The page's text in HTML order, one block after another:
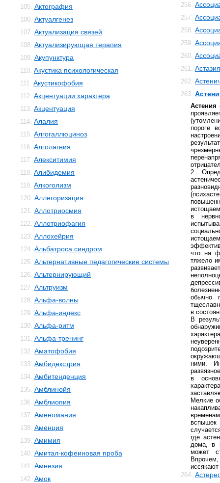
105. Актография
106. Актуалгенез
107. Актуализация связей
108. Актуализирующая терапия
109. Акупунктура
110. Акустика психологическая
111. Акустикофобия
112. Акцентуации характера
113. Акцентуация
114. Алалия
115. Алгогаллюциноз
116. Алголагния
117. Алекситимия
118. Алибидемия
119. Алкоголизм
120. Аллегоризация
121. Аллотриосмия
122. Аллотриофагия
123. Аллохейрия
124. Альбатроса синдром
125. Альтернативные педагогические системы
126. Альтернирующий
127. Альтруизм
128. Альфа-волны
129. Альфа-индекс
130. Альфа-ритм
131. Альфа-тренинг
132. Аматофобия
133. Амбидекстрия
134. Амбитенденция
135. Амблинойя
136. Амблиопия
137. Аменомания
138. Аменция
139. Амимия
140. Амитал-кофеиновая проба
141. Амнезия
142. Амок
256.
257.
258.
259.
260.
261. Астазия
262.
263.
Астения
пороге
2.
в
что на
тяжело
обычно
в
В
ними.
в
Мелкие
где
дома, в
может
264.